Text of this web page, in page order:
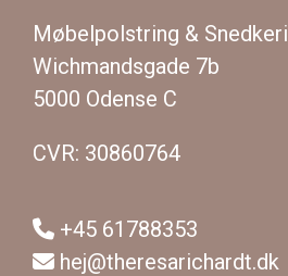
Møbelpolstring & Snedkeri
Wichmandsgade 7b
5000 Odense C
CVR: 30860764
+45 61788353
hej@theresarichardt.dk